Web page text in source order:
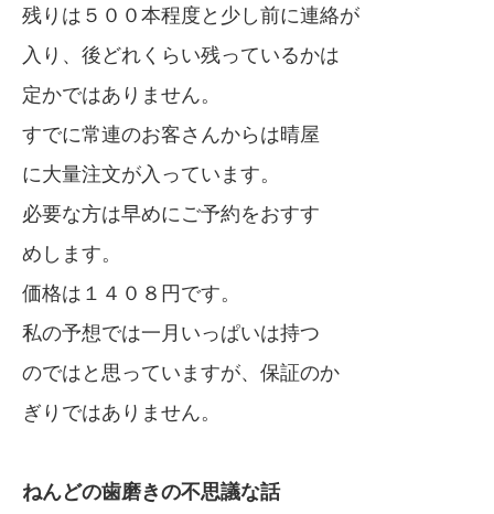
残りは５００本程度と少し前に連絡が
入り、後どれくらい残っているかは
定かではありません。
すでに常連のお客さんからは晴屋
に大量注文が入っています。
必要な方は早めにご予約をおすす
めします。
価格は１４０８円です。
私の予想では一月いっぱいは持つ
のではと思っていますが、保証のか
ぎりではありません。
ねんどの歯磨きの不思議な話